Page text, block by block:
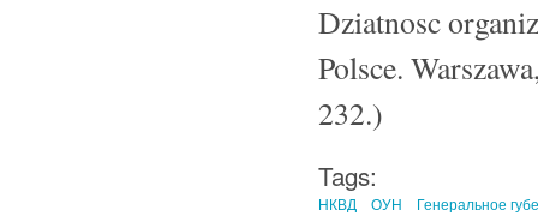
Dziatnosc
Polsce.
232.)
Tags:
НКВД ОУН Генеральное